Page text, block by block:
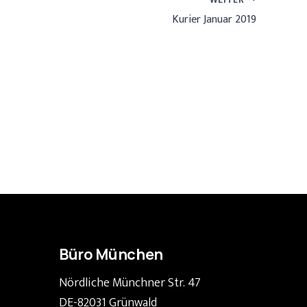
Kurier Januar 2019
Büro München
Nördliche Münchner Str. 47
DE-82031 Grünwald